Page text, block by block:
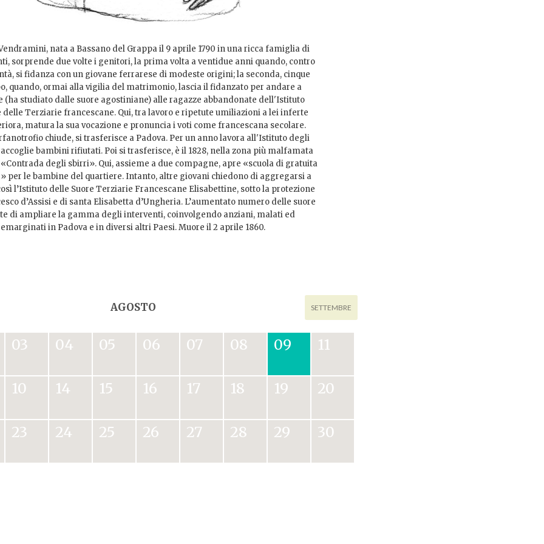
nata a Bassano del Grappa il 9 aprile 1790 in una ricca famiglia di
sorprende due volte i genitori, la prima volta a ventidue anni quando, contro
si fidanza con un giovane ferrarese di modeste origini; la seconda, cinque
quando, ormai alla vigilia del matrimonio, lascia il fidanzato per andare a
(ha studiato dalle suore agostiniane) alle ragazze abbandonate dell'Istituto
Terziarie francescane. Qui, tra lavoro e ripetute umiliazioni a lei inferte
matura la sua vocazione e pronuncia i voti come francescana secolare.
chiude, si trasferisce a Padova. Per un anno lavora all'Istituto degli
bambini rifiutati. Poi si trasferisce, è il 1828, nella zona più malfamata
degli sbirri». Qui, assieme a due compagne, apre «scuola di gratuita
per le bambine del quartiere. Intanto, altre giovani chiedono di aggregarsi a
l’Istituto delle Suore Terziarie Francescane Elisabettine, sotto la protezione
d’Assisi e di santa Elisabetta d’Ungheria. L’aumentato numero delle suore
di ampliare la gamma degli interventi, coinvolgendo anziani, malati ed
emarginati in Padova e in diversi altri Paesi. Muore il 2 aprile 1860.
AGOSTO SETTEMBRE
03 04 05 06 07 08 09 11
10 14 15 16 17 18 19 20
23 24 25 26 27 28 29 30